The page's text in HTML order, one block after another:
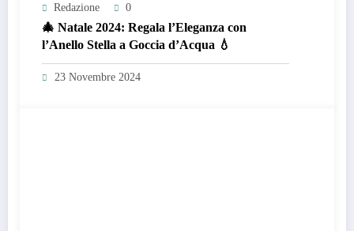
Redazione 0
🎄 Natale 2024: Regala l’Eleganza con
l’Anello Stella a Goccia d’Acqua 💧
23 Novembre 2024